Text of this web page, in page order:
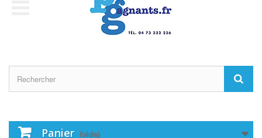
Panier (vide)